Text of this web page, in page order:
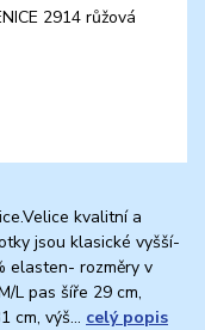
kvalitní a
jsou klasické vyšší-
elasten- rozměry v
L pas šíře 29 cm,
cm, výš... celý popis